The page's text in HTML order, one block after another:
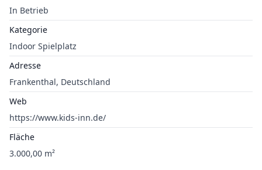
In Betrieb
Kategorie
Indoor Spielplatz
Adresse
Frankenthal, Deutschland
Web
https://www.kids-inn.de/
Fläche
3.000,00 m²